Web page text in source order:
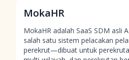
MokaHR
MokaHR adalah SaaS SDM asli
salah satu sistem pelacakan
perekrut—dibuat untuk